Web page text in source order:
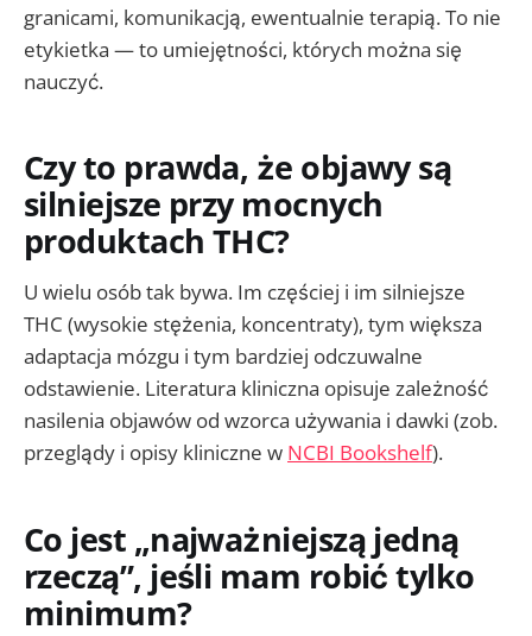
granicami, komunikacją, ewentualnie terapią. To nie
etykietka — to umiejętności, których można się
nauczyć.
Czy to prawda, że objawy są
silniejsze przy mocnych
produktach THC?
U wielu osób tak bywa. Im częściej i im silniejsze
THC (wysokie stężenia, koncentraty), tym większa
adaptacja mózgu i tym bardziej odczuwalne
odstawienie. Literatura kliniczna opisuje zależność
nasilenia objawów od wzorca używania i dawki (zob.
przeglądy i opisy kliniczne w NCBI Bookshelf).
Co jest „najważniejszą jedną
rzeczą”, jeśli mam robić tylko
minimum?